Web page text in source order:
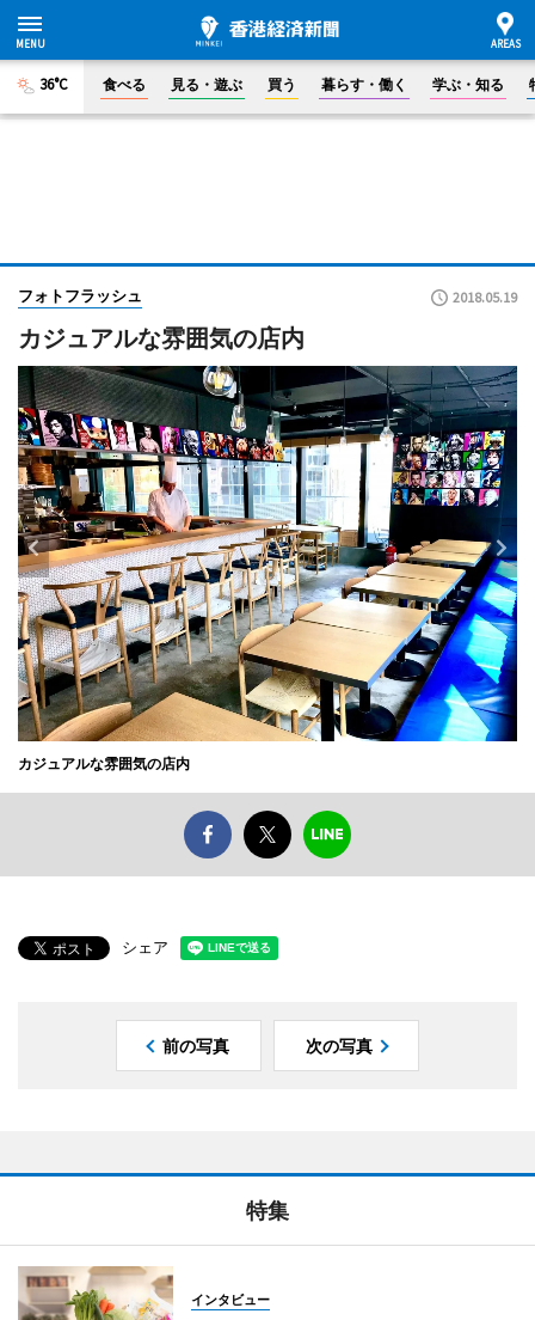
36°C 食べる 見る・遊ぶ 買う 暮らす・働く 学ぶ・知る
フォトフラッシュ 2018.05.19
カジュアルな雰囲気の店内
カジュアルな雰囲気の店内
シェア
前の写真 次の写真
特集
インタビュー